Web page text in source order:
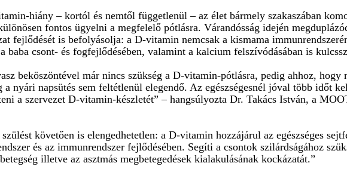
hiány – kortól és nemtől függetlenül – az élet bármely szakaszában
fontos ügyelni a megfelelő pótlásra. Várandósság idején
fejlődését is befolyásolja: a D-vitamin nemcsak a kismama
baba csont- és fogfejlődésében, valamint a kalcium felszívódásában is
beköszöntével már nincs szükség a D-vitamin-pótlásra, pedig ahhoz, hogy
a nyári napsütés sem feltétlenül elegendő. Az egészségesnél jóval több időt
a szervezet D-vitamin-készletét” – hangsúlyozta Dr. Takács István, a
követően is elengedhetetlen: a D-vitamin hozzájárul az egészséges
és az immunrendszer fejlődésében. Segíti a csontok szilárdságához
illetve az asztmás megbetegedések kialakulásának kockázatát.”